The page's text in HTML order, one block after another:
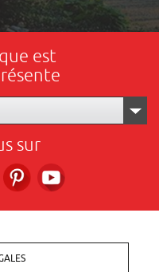
est
sur